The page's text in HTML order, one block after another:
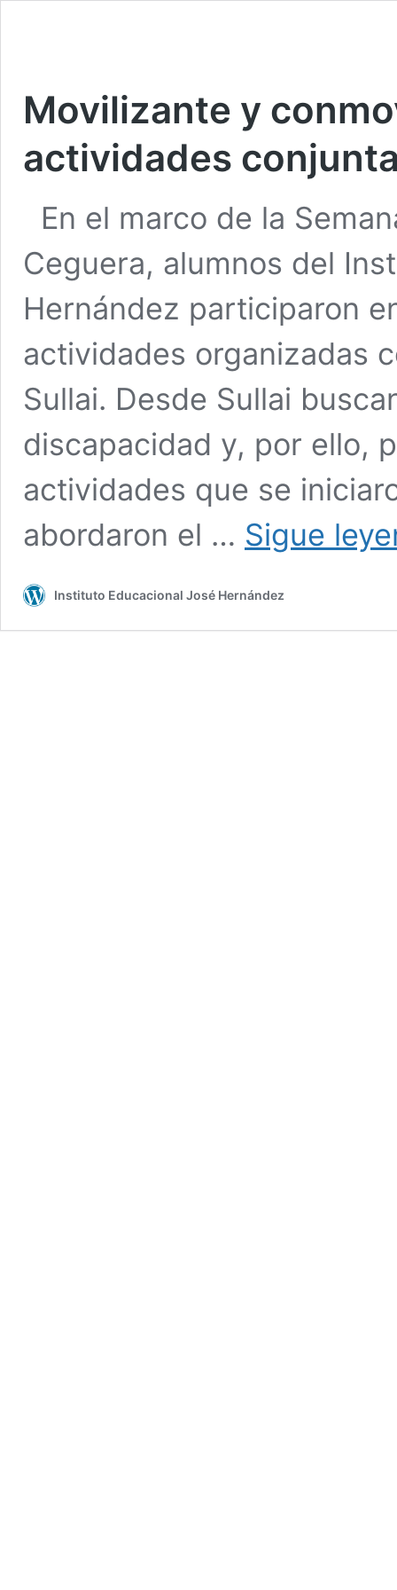
Movilizante y
actividades
En el marco de la
Ceguera, alumnos del
Hernández participaron
actividades organizadas
Sullai. Desde Sullai
discapacidad y, por ello,
actividades que se
abordaron el … Sigue
Instituto Educacional José Hernández